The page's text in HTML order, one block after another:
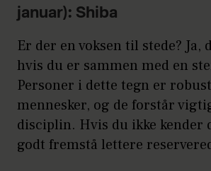
januar): Shiba
Er der en voksen til stede? Ja,
hvis du er sammen med en
Personer i dette tegn er
mennesker, og de forstår
disciplin. Hvis du ikke kender
godt fremstå lettere